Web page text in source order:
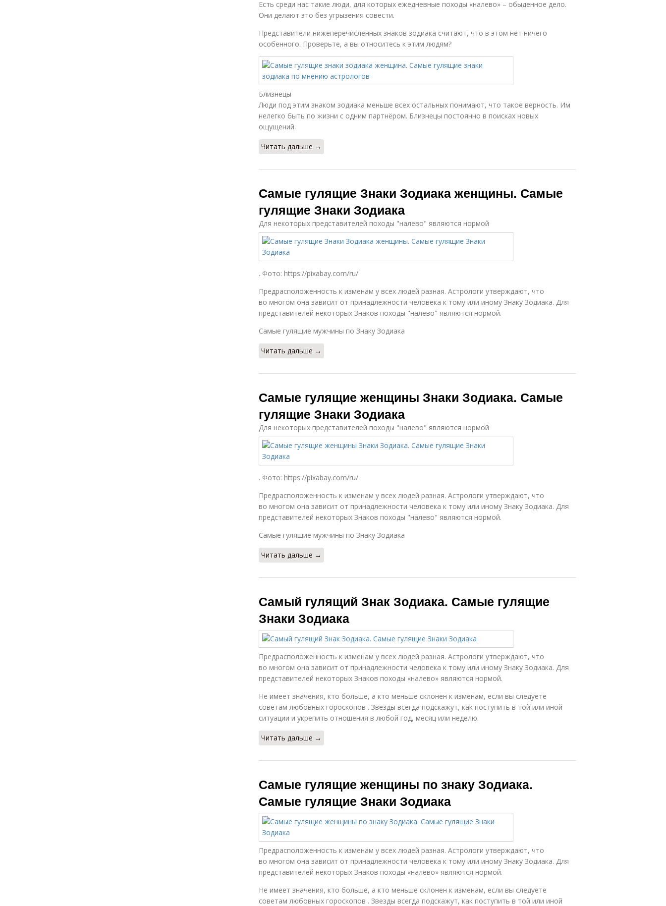
Есть среди нас такие люди, для которых ежедневные походы «налево» – обыденное дело.
Они делают это без угрызения совести.
Представители нижеперечисленных знаков зодиака считают, что в этом нет ничего
особенного. Проверьте, а вы относитесь к этим людям?
Близнецы
Люди под этим знаком зодиака меньше всех остальных понимают, что такое верность. Им
нелегко быть по жизни с одним партнёром. Близнецы постоянно в поисках новых
ощущений.
Читать дальше →
Самые гулящие Знаки Зодиака женщины. Самые
гулящие Знаки Зодиака
Для некоторых представителей походы "налево" являются нормой
. Фото: https://pixabay.com/ru/
Предрасположенность к изменам у всех людей разная. Астрологи утверждают, что
во многом она зависит от принадлежности человека к тому или иному Знаку Зодиака. Для
представителей некоторых Знаков походы "налево" являются нормой.
Самые гулящие мужчины по Знаку Зодиака
Читать дальше →
Самые гулящие женщины Знаки Зодиака. Самые
гулящие Знаки Зодиака
Для некоторых представителей походы "налево" являются нормой
. Фото: https://pixabay.com/ru/
Предрасположенность к изменам у всех людей разная. Астрологи утверждают, что
во многом она зависит от принадлежности человека к тому или иному Знаку Зодиака. Для
представителей некоторых Знаков походы "налево" являются нормой.
Самые гулящие мужчины по Знаку Зодиака
Читать дальше →
Самый гулящий Знак Зодиака. Самые гулящие
Знаки Зодиака
Предрасположенность к изменам у всех людей разная. Астрологи утверждают, что
во многом она зависит от принадлежности человека к тому или иному Знаку Зодиака. Для
представителей некоторых Знаков походы «налево» являются нормой.
Не имеет значения, кто больше, а кто меньше склонен к изменам, если вы следуете
советам любовных гороскопов . Звезды всегда подскажут, как поступить в той или иной
ситуации и укрепить отношения в любой год, месяц или неделю.
Читать дальше →
Самые гулящие женщины по знаку Зодиака.
Самые гулящие Знаки Зодиака
Предрасположенность к изменам у всех людей разная. Астрологи утверждают, что
во многом она зависит от принадлежности человека к тому или иному Знаку Зодиака. Для
представителей некоторых Знаков походы «налево» являются нормой.
Не имеет значения, кто больше, а кто меньше склонен к изменам, если вы следуете
советам любовных гороскопов . Звезды всегда подскажут, как поступить в той или иной